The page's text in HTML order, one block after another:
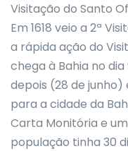
Visitação do Santo
Em 1618 veio a 2ª
a rápida ação do
chega à Bahia no dia
depois (28 de junho)
para a cidade da
Carta Monitória e
população tinha 30